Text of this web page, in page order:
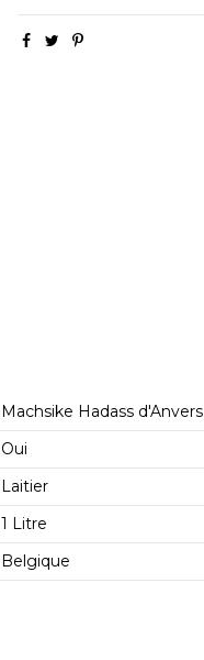
Machsike Hadass d'Anvers
Oui
Laitier
1 Litre
Belgique